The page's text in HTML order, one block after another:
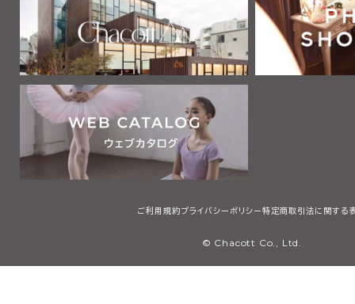
ご利用規約プライバシーポリシー 特定商取引法に関する
© Chacott Co., Ltd.